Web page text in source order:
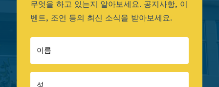
무엇을 하고 있는지 알아보세요. 공지사항, 이
벤트, 조언 등의 최신 소식을 받아보세요.